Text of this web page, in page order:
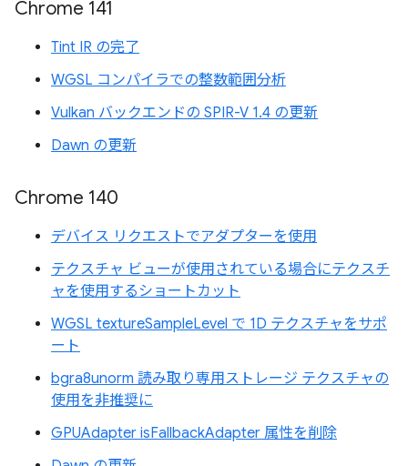
Chrome 141
Tint IR の完了
WGSL コンパイラでの整数範囲分析
Vulkan バックエンドの SPIR-V 1.4 の更新
Dawn の更新
Chrome 140
デバイス リクエストでアダプターを使用
テクスチャ ビューが使用されている場合にテクスチ
ャを使用するショートカット
WGSL textureSampleLevel で 1D テクスチャをサポ
ート
bgra8unorm 読み取り専用ストレージ テクスチャの
使用を非推奨に
GPUAdapter isFallbackAdapter 属性を削除